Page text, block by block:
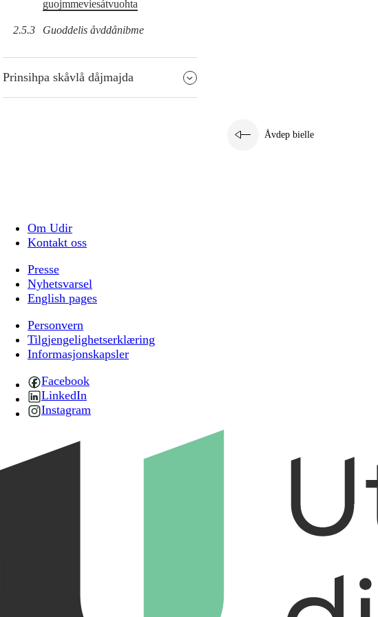
guojmmeviesátvuohta
2.5.3 Guoddelis åvddånibme
Prinsihpa skåvlå dåjmajda
Åvdep bielle
Om Udir
Kontakt oss
Presse
Nyhetsvarsel
English pages
Personvern
Tilgjengelighetserklæring
Informasjonskapsler
Facebook
LinkedIn
Instagram